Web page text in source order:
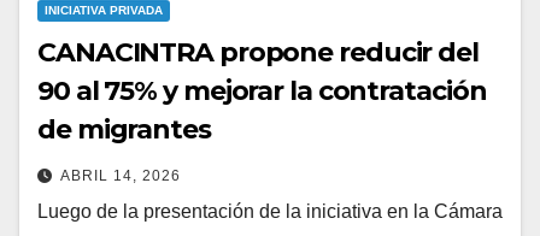
INICIATIVA PRIVADA
CANACINTRA propone reducir del
90 al 75% y mejorar la contratación
de migrantes
ABRIL 14, 2026
Luego de la presentación de la iniciativa en la Cámara